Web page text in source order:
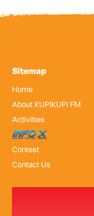
Sitemap
Home
About KUPIKUPI FM
Activities
InfoX
Contest
Contact Us